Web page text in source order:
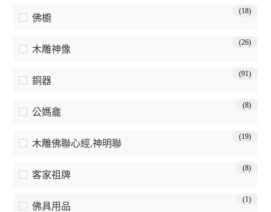
佛櫥
(18)
木雕神像
(26)
銅器
(91)
公媽龕
(8)
木雕佛聯心經,神明聯
(19)
客家祖牌
(8)
佛具用品
(1)